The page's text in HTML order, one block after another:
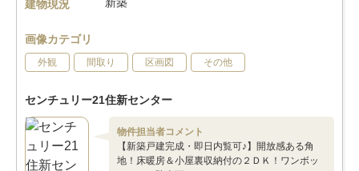
建物現況
画像カテゴリ
外観 間取り 区画図 その他
センチュリー21住新センター
物件担当者コメント
【新築戸建完成・即日内覧可♪】開放感ある角
地！床暖房＆小屋裏収納付の２ＤＫ！ワンボッ